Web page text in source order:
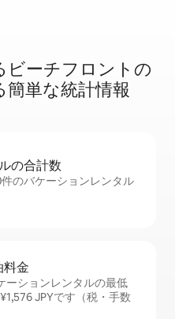
ビ⁠ー⁠チ⁠フ⁠ロ⁠ン⁠ト⁠の
単⁠な統⁠計⁠情⁠報
の合⁠計⁠数
のバケーションレンタル
料⁠金
ーションレンタルの最低
JPYです（税・手数